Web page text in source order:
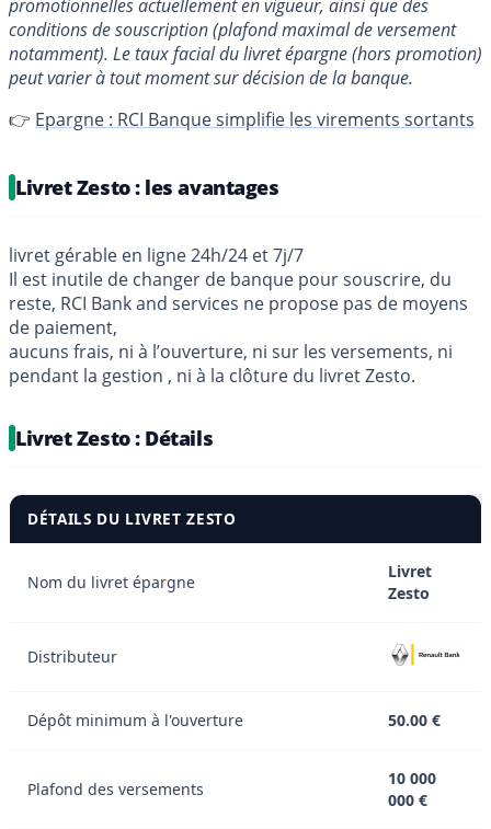
promotionnelles actuellement en vigueur, ainsi que des
conditions de souscription (plafond maximal de versement
notamment). Le taux facial du livret épargne (hors promotion)
peut varier à tout moment sur décision de la banque.
👉 Epargne : RCI Banque simplifie les virements sortants
Livret Zesto : les avantages
livret gérable en ligne 24h/24 et 7j/7
Il est inutile de changer de banque pour souscrire, du
reste, RCI Bank and services ne propose pas de moyens
de paiement,
aucuns frais, ni à l’ouverture, ni sur les versements, ni
pendant la gestion , ni à la clôture du livret Zesto.
Livret Zesto : Détails
DÉTAILS DU LIVRET ZESTO
Nom du livret épargne
Livret
Zesto
Distributeur
Dépôt minimum à l'ouverture 50.00 €
Plafond des versements
10 000
000 €